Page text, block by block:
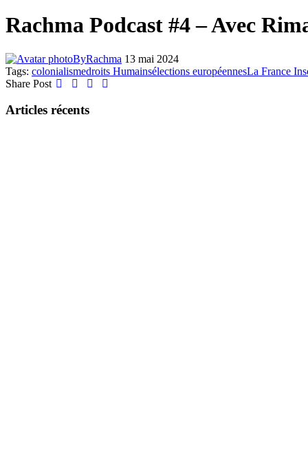
Rachma Podcast #4 – Avec
ByRachma 13 mai 2024
Tags: colonialismedroits Humainsélections européennesLa France
Share Post
Articles récents